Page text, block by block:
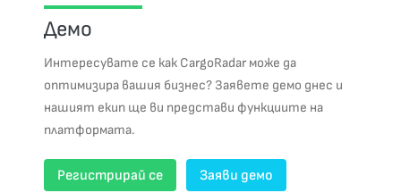
Демо
Интересувате се как CargoRadar може да
оптимизира вашия бизнес? Заявете демо днес и
нашият екип ще ви представи функциите на
платформата.
Регистрирай се Заяви демо